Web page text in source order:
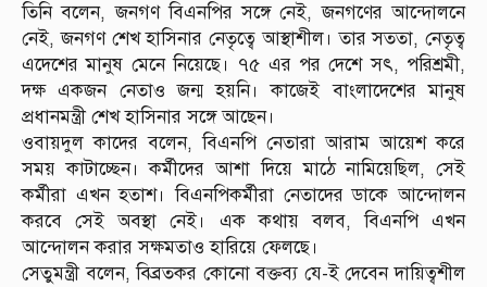
তিনি বলেন, জনগণ বিএনপির সঙ্গে নেই, জনগণের আন্দোলনে
নেই, জনগণ শেখ হাসিনার নেতৃত্বে আস্থাশীল। তার সততা, নেতৃত্ব
এদেশের মানুষ মেনে নিয়েছে। ৭৫ এর পর দেশে সৎ, পরিশ্রমী,
দক্ষ একজন নেতাও জন্ম হয়নি। কাজেই বাংলাদেশের মানুষ
প্রধানমন্ত্রী শেখ হাসিনার সঙ্গে আছেন।
ওবায়দুল কাদের বলেন, বিএনপি নেতারা আরাম আয়েশ করে
সময় কাটাচ্ছেন। কর্মীদের আশা দিয়ে মাঠে নামিয়েছিল, সেই
কর্মীরা এখন হতাশ। বিএনপিকর্মীরা নেতাদের ডাকে আন্দোলন
করবে সেই অবস্থা নেই। এক কথায় বলব, বিএনপি এখন
আন্দোলন করার সক্ষমতাও হারিয়ে ফেলছে।
সেতুমন্ত্রী বলেন, বিব্রতকর কোনো বক্তব্য যে-ই দেবেন দায়িত্বশীল